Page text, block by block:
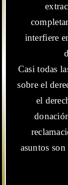
interfiere
Casi todas
sobre el
el
asuntos